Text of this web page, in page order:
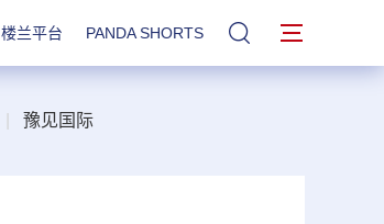
楼兰平台 PANDA SHORTS 站内搜索
豫见国际